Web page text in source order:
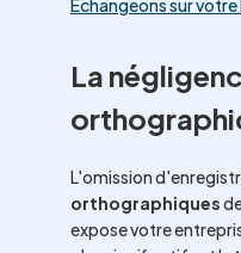
Echangeons sur
La
L'omission
orthographiques
expose votre